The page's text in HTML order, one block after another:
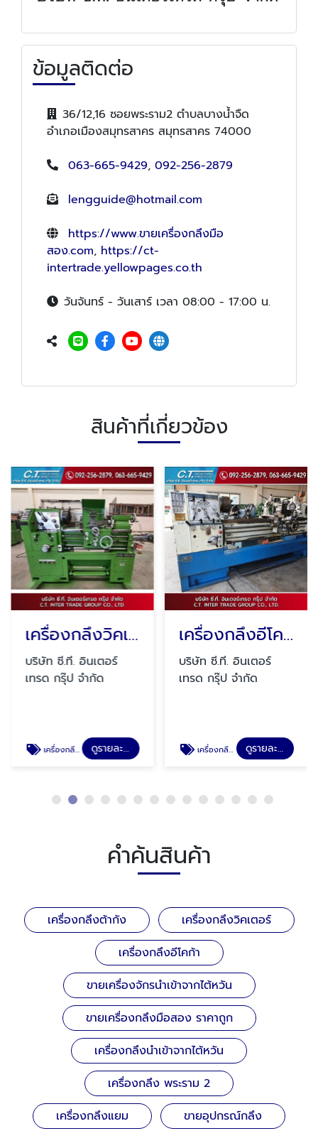
ข้อมูลติดต่อ
36/12,16 ซอยพระราม2 ตำบลบางน้ำจืด
อำเภอเมืองสมุทรสาคร สมุทรสาคร 74000
063-665-9429, 092-256-2879
lengguide@hotmail.com
https://www.ขายเครื่องกลึงมือ
สอง.com, https://ct-
intertrade.yellowpages.co.th
วันจันทร์ - วันเสาร์ เวลา 08:00 - 17:00 น.
สินค้าที่เกี่ยวข้อง
เครื่องกลึงวิคเตอร์
บริษัท ซี.ที. อินเตอร์
เทรด กรุ๊ป จำกัด
เครื่องกลึงวิคเตอร์ ดูรายละเอียด
เครื่องกลึงอีโคก้า
บริษัท ซี.ที. อินเตอร์
เทรด กรุ๊ป จำกัด
เครื่องกลึงอีโคก้า ดูรายละเอียด
คำค้นสินค้า
เครื่องกลึงต้ากัง
เครื่องกลึงวิคเตอร์
เครื่องกลึงอีโคก้า
ขายเครื่องจักรนำเข้าจากไต้หวัน
ขายเครื่องกลึงมือสอง ราคาถูก
เครื่องกลึงนำเข้าจากไต้หวัน
เครื่องกลึง พระราม 2
เครื่องกลึงแยม
ขายอุปกรณ์กลึง